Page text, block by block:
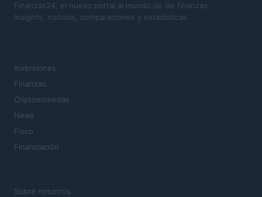
Finanzas24, el nuevo portal al mundo de las finanzas.
Insights, noticias, comparaciones y estadísticas.
Inversiones
Finanzas
Criptomonedas
News
Fisco
Financiación
Sobre nosotros